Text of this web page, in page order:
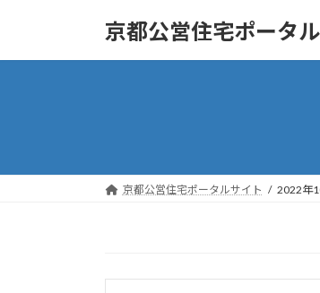
京都公営住宅ポータ
京都公営住宅ポータルサイト 2022年